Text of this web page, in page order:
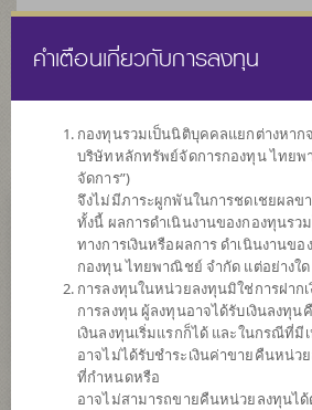
หน้าแรก รายการกองทุน ข้อมูลกองทุน
ค้นหากองทุนดีๆ กับ scbam
คำเตือนเกี่ยวกับการลงทุน
กองทุนรวมเป็นนิติบุคคลแยกต่างหา
บริษัทหลักทรัพย์จัดการกองทุน ไทยพ
จัดการ”)
จึงไม่มีภาระผูกพันในการชดเชยผลข
ทั้งนี้ ผลการดำเนินงานของกองทุนร
ทางการเงินหรือผลการ ดำเนินงานข
กองทุน ไทยพาณิชย์ จำกัด แต่อย่างใด
การลงทุนในหน่วยลงทุนมิใช่การฝาก
การลงทุน ผู้ลงทุนอาจได้รับเงินลงทุ
เงินลงทุนเริ่มแรกก็ได้ และในกรณีที่
อาจไม่ได้รับชำระเงินค่าขายคืนหน่ว
ที่กำหนดหรือ
อาจไม่สามารถขายคืนหน่วยลงทุนไ